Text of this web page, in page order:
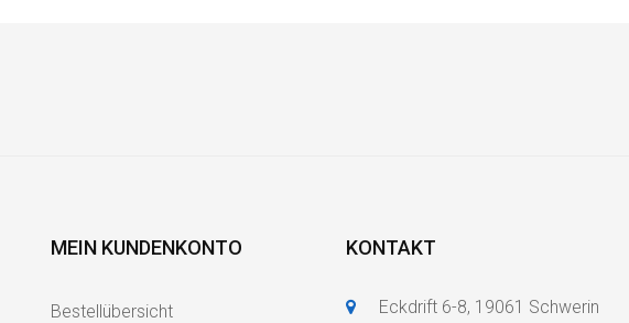
MEIN KUNDENKONTO
Bestellübersicht
KONTAKT
Eckdrift 6-8, 19061 Schwerin